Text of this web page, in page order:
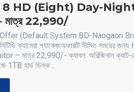
HD (Eight) Day-Night
22,990/
(Default System BD-Naogaon
ক্যামেরা প্যাকেজঅফারটি সীমিত
– মাত্র 22,990/- ক্যাবল: অরিজিনাল ক্যাট-৬
1TB হার্ড ডিস্ক ..